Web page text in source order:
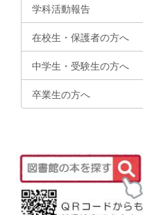
学科活動報告
在校生・保護者の方へ
中学生・受験生の方へ
卒業生の方へ